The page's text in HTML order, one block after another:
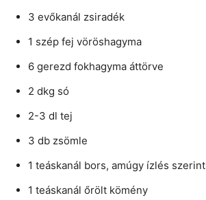
3 evőkanál zsiradék
1 szép fej vöröshagyma
6 gerezd fokhagyma áttörve
2 dkg só
2-3 dl tej
3 db zsömle
1 teáskanál bors, amúgy ízlés szerint
1 teáskanál őrölt kömény